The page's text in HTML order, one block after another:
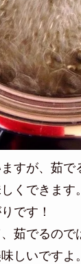
すが、茹で
くできます。
です！
茹でるので
しいですよ。